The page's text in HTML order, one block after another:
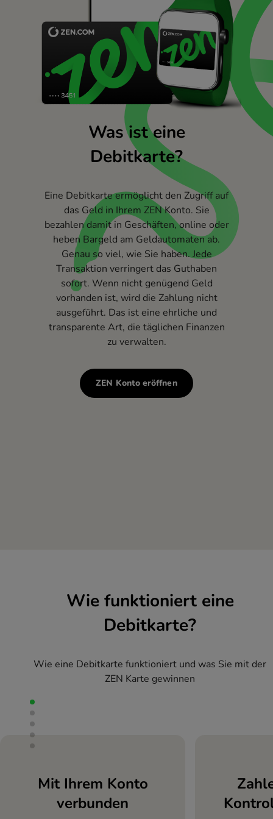
Was ist eine
Debitkarte?
Eine Debitkarte ermöglicht den Zugriff auf
das Geld in Ihrem ZEN Konto. Sie
bezahlen damit in Geschäften, online oder
heben Bargeld am Geldautomaten ab.
Genau so viel, wie Sie haben. Jede
Transaktion verringert das Guthaben
sofort. Wenn nicht genügend Geld
vorhanden ist, wird die Zahlung nicht
ausgeführt. Das ist eine ehrliche und
transparente Art, die täglichen Finanzen
zu verwalten.
ZEN Konto eröffnen
Wie funktioniert eine
Debitkarte?
Wie eine Debitkarte funktioniert und was Sie mit der
ZEN Karte gewinnen
Mit Ihrem Konto
verbunden